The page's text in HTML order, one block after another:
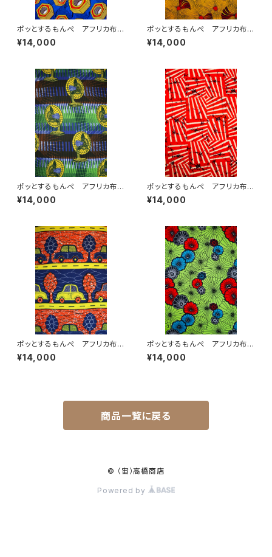
ポッとするもんぺ アフリカ布
No.234
¥14,000
ポッとするもんぺ アフリカ布
No.169
¥14,000
ポッとするもんぺ アフリカ布
No.141
¥14,000
ポッとするもんぺ アフリカ布
No.238
¥14,000
ポッとするもんぺ アフリカ布
No.51
¥14,000
ポッとするもんぺ アフリカ布
No.165
¥14,000
商品一覧に戻る
© （宙）高橋商店
Powered by